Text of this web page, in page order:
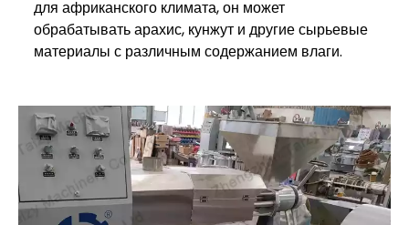
для африканского климата, он может
обрабатывать арахис, кунжут и другие сырьевые
материалы с различным содержанием влаги.